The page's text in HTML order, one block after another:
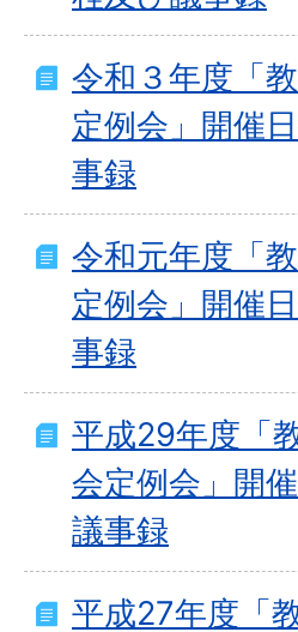
令和３年度「
定例会」開催
事録
令和元年度「
定例会」開催
事録
平成29年度「
会定例会」開
議事録
平成27年度「